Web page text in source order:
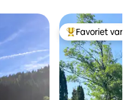
Topfavoriet van
Favoriet van